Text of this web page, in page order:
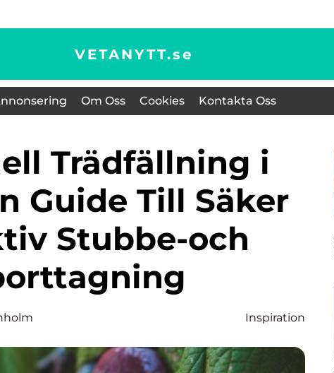
VETANYTT.se
Om Oss Cookies Kontakta Oss
Guide Till Säker
Stubbe-och
Inspiration